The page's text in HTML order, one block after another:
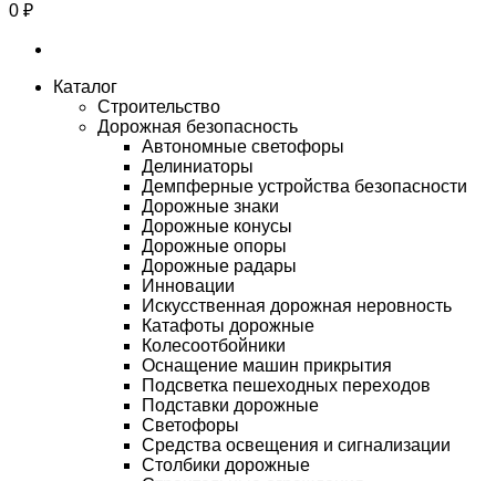
0 ₽
Каталог
Строительство
Дорожная безопасность
Автономные светофоры
Делиниаторы
Демпферные устройства безопасности
Дорожные знаки
Дорожные конусы
Дорожные опоры
Дорожные радары
Инновации
Искусственная дорожная неровность
Катафоты дорожные
Колесоотбойники
Оснащение машин прикрытия
Подсветка пешеходных переходов
Подставки дорожные
Светофоры
Средства освещения и сигнализации
Столбики дорожные